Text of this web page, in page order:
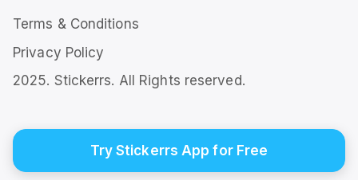
Terms & Conditions
Privacy Policy
2025. Stickerrs. All Rights reserved.
Try Stickerrs App for Free